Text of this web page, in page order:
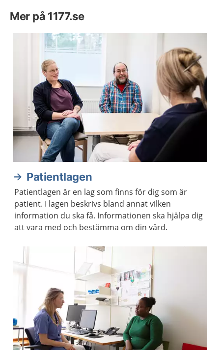
Mer på 1177.se
Patientlagen
Patientlagen är en lag som finns för dig som är
patient. I lagen beskrivs bland annat vilken
information du ska få. Informationen ska hjälpa dig
att vara med och bestämma om din vård.